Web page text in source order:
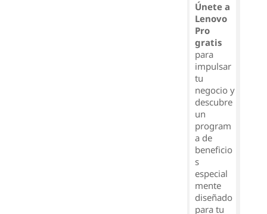
Únete a
Lenovo
Pro
gratis
para
impulsar
tu
negocio y
descubre
un
program
a de
beneficio
s
especial
mente
diseñado
para tu